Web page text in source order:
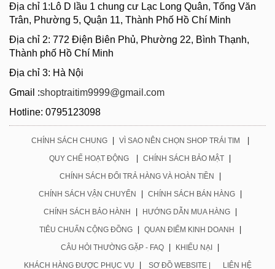
Địa chỉ 1:Lô D lầu 1 chung cư Lạc Long Quân, Tống Văn
Trân, Phường 5, Quận 11, Thành Phố Hồ Chí Minh
Địa chỉ 2: 772 Điện Biên Phủ, Phường 22, Bình Thạnh,
Thành phố Hồ Chí Minh
Địa chỉ 3: Hà Nội
Gmail :shoptraitim9999@gmail.com
Hotline: 0795123098
CHÍNH SÁCH CHUNG | VÌ SAO NÊN CHỌN SHOP TRÁI TIM |
QUY CHẾ HOẠT ĐỘNG | CHÍNH SÁCH BẢO MẬT |
CHÍNH SÁCH ĐỔI TRẢ HÀNG VÀ HOÀN TIỀN |
CHÍNH SÁCH VẬN CHUYỂN | CHÍNH SÁCH BÁN HÀNG |
CHÍNH SÁCH BẢO HÀNH | HƯỚNG DẪN MUA HÀNG |
TIÊU CHUẨN CỘNG ĐỒNG | QUAN ĐIỂM KINH DOANH |
CÂU HỎI THƯỜNG GẶP - FAQ | KHIẾU NẠI |
KHÁCH HÀNG ĐƯỢC PHỤC VỤ | SƠ ĐỒ WEBSITE | LIÊN HỆ